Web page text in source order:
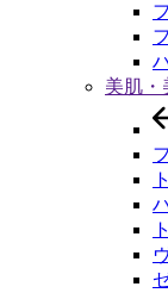
美肌・